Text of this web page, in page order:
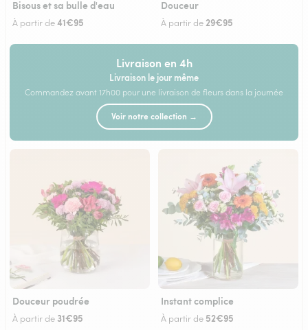
Bisous et sa bulle d'eau
À partir de41€95
Douceur
À partir de 29€95
Livraison en 4h
Livraison le jour même
Commandez avant 17h00 pour une livraison de fleurs dans la journée
Voir notre collection →
Douceur poudrée
À partir de 31€95
Instant complice
À partir de 52€95